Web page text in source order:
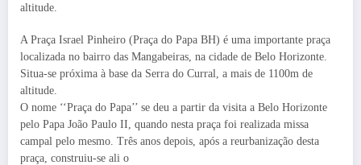
altitude.
A Praça Israel Pinheiro (Praça do Papa BH) é uma importante praça
localizada no bairro das Mangabeiras, na cidade de Belo Horizonte.
Situa-se próxima à base da Serra do Curral, a mais de 1100m de
altitude.
O nome ‘‘Praça do Papa’’ se deu a partir da visita a Belo Horizonte
pelo Papa João Paulo II, quando nesta praça foi realizada missa
campal pelo mesmo. Três anos depois, após a reurbanização desta
praça, construiu-se ali o